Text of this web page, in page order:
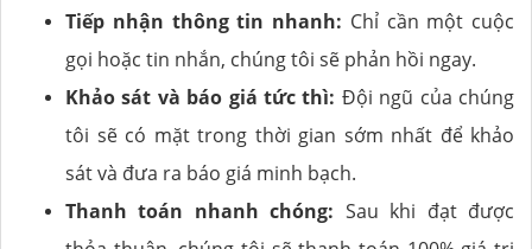
Tiếp nhận thông tin nhanh: Chỉ cần một cuộc
gọi hoặc tin nhắn, chúng tôi sẽ phản hồi ngay.
Khảo sát và báo giá tức thì: Đội ngũ của chúng
tôi sẽ có mặt trong thời gian sớm nhất để khảo
sát và đưa ra báo giá minh bạch.
Thanh toán nhanh chóng: Sau khi đạt được